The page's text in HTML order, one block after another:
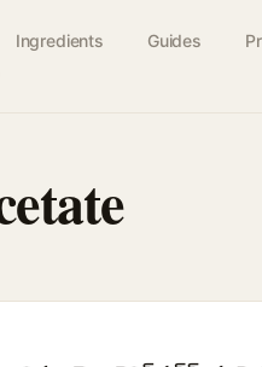
Ingredients Guides